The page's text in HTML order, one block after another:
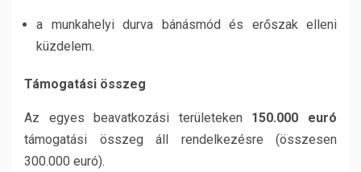
a munkahelyi durva bánásmód és erőszak elleni
küzdelem.
Támogatási összeg
Az egyes beavatkozási területeken 150.000 euró
támogatási összeg áll rendelkezésre (összesen
300.000 euró).